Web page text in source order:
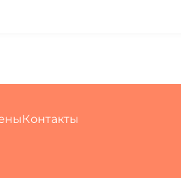
Контакты